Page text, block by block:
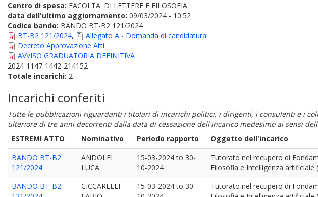
Centro di spesa: FACOLTA' DI LETTERE E FILOSOFIA
data dell'ultimo aggiornamento: 09/03/2024 - 10:52
Codice bando: BANDO BT-B2 121/2024
BT-B2 121/2024,
Allegato A - Domanda di candidatura
Decreto Approvazione Atti
AVVISO GRADUATORIA DEFINITIVA
2024-1147-1442-214152
Totale incarichi: 2
Incarichi conferiti
Tutte le pubblicazioni riguardanti i titolari di incarichi politici, i dirigenti, i consulenti e i
ulteriore di tre anni decorrenti dalla data di cessazione dell'incarico medesimo ai sensi
ESTREMI ATTO
Nominativo Periodo rapporto Oggetto dell'incarico
BANDO BT-B2
121/2024
ANDOLFI
LUCA
15-03-2024to 30-
10-2024
Tutorato nel recupero di
Filosofia e Intelligenza artificiale
BANDO BT-B2
CICCARELLI
15-03-2024to 30-
Tutorato nel recupero di